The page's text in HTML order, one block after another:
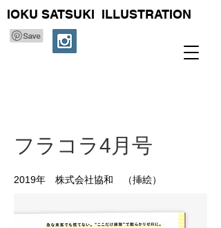
IOKU SATSUKI ILLUSTRATION
フラコラ4月号
2019年 株式会社協和 （挿絵）